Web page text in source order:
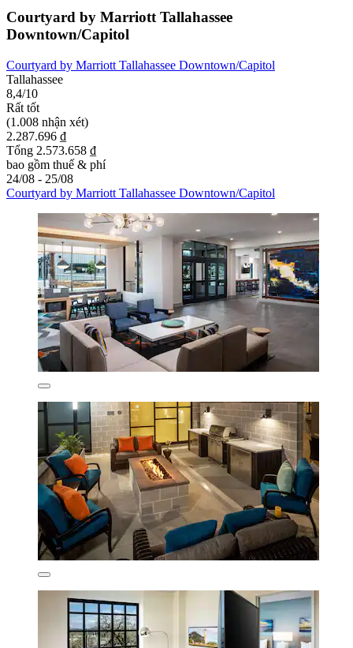
Courtyard by Marriott Tallahassee
Downtown/Capitol
Courtyard by Marriott Tallahassee Downtown/Capitol
Tallahassee
8,4/10
Rất tốt
(1.008 nhận xét)
2.287.696 ₫
Tổng 2.573.658 ₫
bao gồm thuế & phí
24/08 - 25/08
Courtyard by Marriott Tallahassee Downtown/Capitol